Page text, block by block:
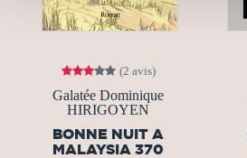
(2 avis)
Galatée Dominique
HIRIGOYEN
BONNE NUIT A
MALAYSIA 370